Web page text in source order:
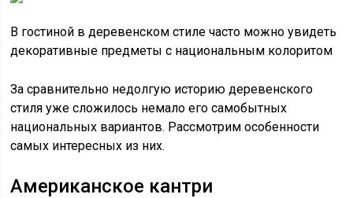
В гостиной в деревенском стиле часто можно увидеть
декоративные предметы с национальным колоритом
За сравнительно недолгую историю деревенского
стиля уже сложилось немало его самобытных
национальных вариантов. Рассмотрим особенности
самых интересных из них.
Американское кантри